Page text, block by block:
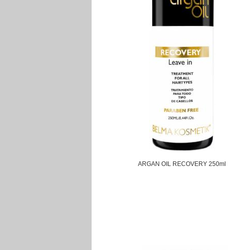
ARGAN OIL RECOVERY 250ml